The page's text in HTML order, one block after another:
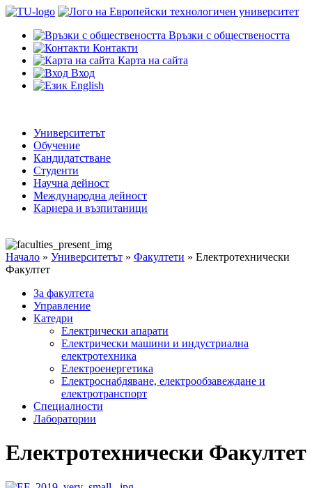
Връзки с обществеността
Контакти
Карта на сайта
Вход
English
Университетът
Обучение
Кандидатстване
Студенти
Научна дейност
Международна дейност
Кариера и възпитаници
Начало » Университетът » Факултети » Електротехнически
Факултет
За факултета
Управление
Катедри
Електрически апарати
Електрически машини и индустриална
електротехника
Електроенергетика
Електроснабдяване, електрообзавеждане и
електротранспорт
Специалности
Лаборатории
Електротехнически Факултет